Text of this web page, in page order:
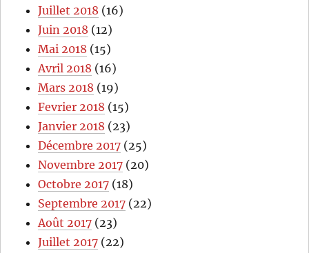
Juillet 2018 (16)
Juin 2018 (12)
Mai 2018 (15)
Avril 2018 (16)
Mars 2018 (19)
Fevrier 2018 (15)
Janvier 2018 (23)
Décembre 2017 (25)
Novembre 2017 (20)
Octobre 2017 (18)
Septembre 2017 (22)
Août 2017 (23)
Juillet 2017 (22)